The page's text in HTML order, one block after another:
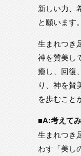
新しい力、
と願います。
生まれつき
神を賛美し
癒し、回復
り、神を賛
を歩むこと
■A:考えて
生まれつき
わす「美し